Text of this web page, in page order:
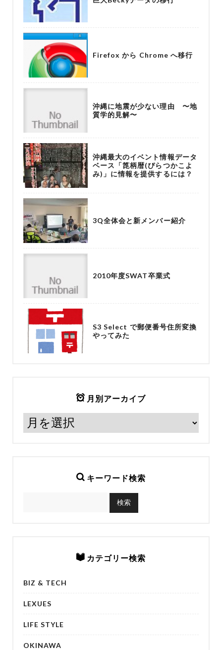
Firefox から Chrome へ移行
沖縄に地震が少ない理由 〜地
質学的見解〜
沖縄最大のイベント情報データ
ベース「箆柄暦(ぴらつかこよ
み)」に情報を提供するには？
3Q全体会と新メンバー紹介
2010年度SWAT卒業式
S3 Select で郵便番号住所変換
やってみた
月別アーカイブ
キーワード検索
カテゴリー検索
BIZ & TECH
LEXUES
LIFE STYLE
OKINAWA